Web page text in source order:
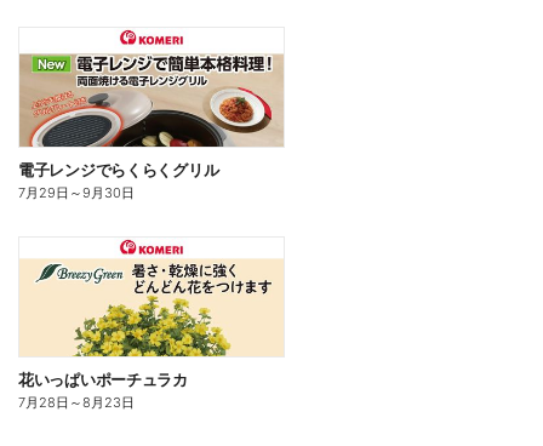
電子レンジでらくらくグリル
7月29日 ～9月30日
花いっぱいポーチュラカ
7月28日 ～8月23日